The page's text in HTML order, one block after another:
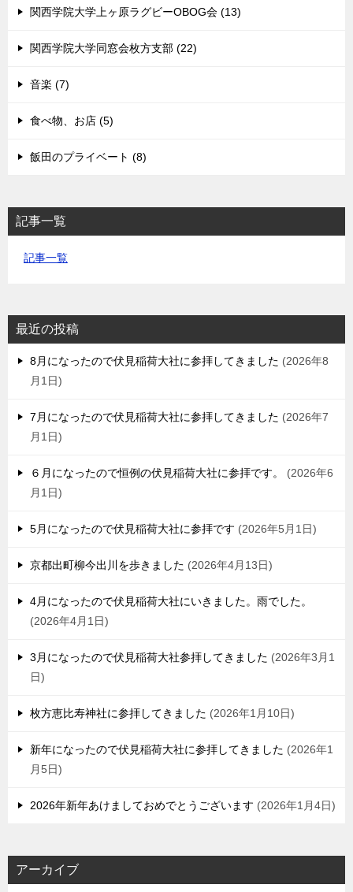
関西学院大学上ヶ原ラグビーOBOG会 (13)
関西学院大学同窓会枚方支部 (22)
音楽 (7)
食べ物、お店 (5)
飯田のプライベート (8)
記事一覧
記事一覧
最近の投稿
8月になったので伏見稲荷大社に参拝してきました
2026年8
月1日
7月になったので伏見稲荷大社に参拝してきました
2026年7
月1日
６月になったので恒例の伏見稲荷大社に参拝です。
2026年6
月1日
5月になったので伏見稲荷大社に参拝です 2026年5月1日
京都出町柳今出川を歩きました 2026年4月13日
4月になったので伏見稲荷大社にいきました。雨でした。
2026年4月1日
3月になったので伏見稲荷大社参拝してきました
2026年3月1
日
枚方恵比寿神社に参拝してきました 2026年1月10日
新年になったので伏見稲荷大社に参拝してきました
2026年1
月5日
2026年新年あけましておめでとうございます 2026年1月4日
アーカイブ